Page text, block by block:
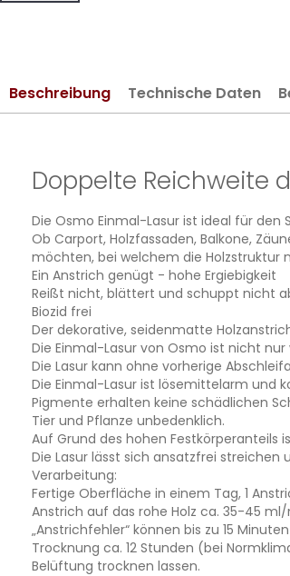
Bildergalerie
springen
Beschreibung
Doppelte Reichweite
Die Osmo Einmal-Lasur ist ideal für
Ob Carport, Holzfassaden, Balkone,
möchten, bei welchem die Holzstruktur
Ein Anstrich genügt - hohe Ergiebigkeit
Reißt nicht, blättert und schuppt nicht
Biozid frei
Der dekorative, seidenmatte
Die Einmal-Lasur von Osmo ist nicht
Die Lasur kann ohne vorherige
Die Einmal-Lasur ist lösemittelarm und
Pigmente erhalten keine schädlichen
Tier und Pflanze unbedenklich.
Auf Grund des hohen Festkörperanteils
Die Lasur lässt sich ansatzfrei
Verarbeitung:
Fertige Oberfläche in einem Tag, 1
Anstrich auf das rohe Holz ca. 35-45 ml/
„Anstrichfehler“ können bis zu 15
Trocknung ca. 12 Stunden (bei
Belüftung trocknen lassen.
Technische Daten